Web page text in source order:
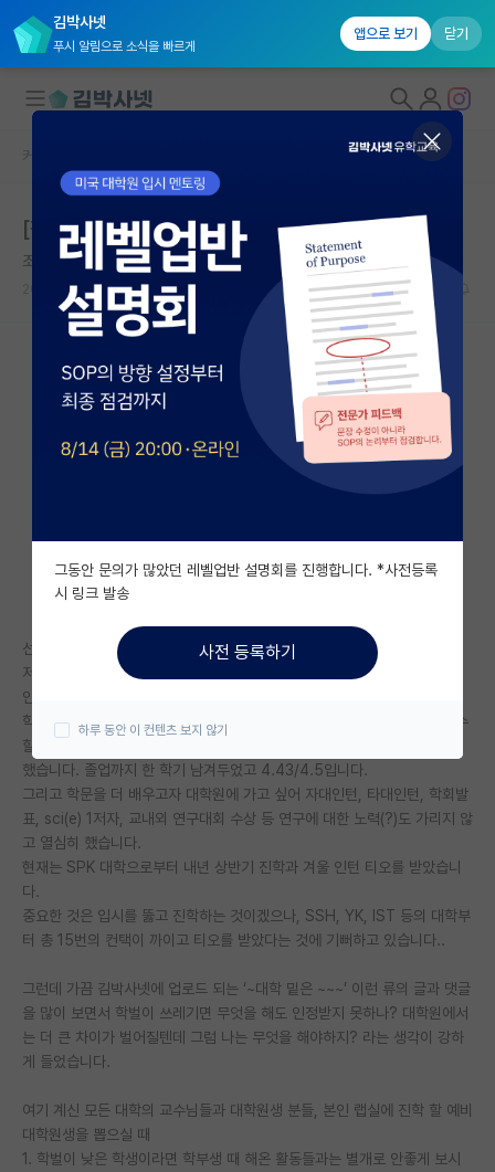
김박사넷
푸시 알림으로 소식을 빠르게
앱으로 보기 닫기
대학원생 모집
국내대학원 정보
연구실&오픈랩
커뮤니티
커뮤니티 홈
전체글보기
베스트 게시판
자유 게시판(아무개랩)
미국 유학 게시판
미국 대학원 합격 후기 게시판
대학원생 모집 게시판
연구실(PI) 홍보 게시판
석박사 채용 정보 게시판
임용 정보 게시판
취업 게시판
임용 후기 게시판
PI 전용 게시판
인문사회 계열 게시판
특수/전문대학원 게시판
반도체/AI 게시판
커뮤니티 홈
[장문] 학벌이 별로면 학부 때 무엇을 했든 별로인가요?
조급한 장자크 루소
2023.07.28 19 6764
선생님들 안녕하세요.
저는 전자, 전기 전공으로 소위 정시 백분위 평균 84(17학번 입학 기준)인
인서울 잡대 출신 학생입니다.
학벌주의가 아직 남아있다고 생각했기에 학부에 대해 만족을 못했지만 재수
할 형편은 없어 학교를 다니는 4년동안 매학기 수석할 정도로 열심히 공부
했습니다. 졸업까지 한 학기 남겨두었고 4.43/4.5입니다.
그리고 학문을 더 배우고자 대학원에 가고 싶어 자대인턴, 타대인턴, 학회발
표, sci(e) 1저자, 교내외 연구대회 수상 등 연구에 대한 노력(?)도 가리지 않
고 열심히 했습니다.
현재는 SPK 대학으로부터 내년 상반기 진학과 겨울 인턴 티오를 받았습니
다.
중요한 것은 입시를 뚫고 진학하는 것이겠으나, SSH, YK, IST 등의 대학부
터 총 15번의 컨택이 까이고 티오를 받았다는 것에 기뻐하고 있습니다..
그런데 가끔 김박사넷에 업로드 되는 ‘~대학 밑은 ~~~’ 이런 류의 글과 댓글
을 많이 보면서 학벌이 쓰레기면 무엇을 해도 인정받지 못하나? 대학원에서
는 더 큰 차이가 벌어질텐데 그럼 나는 무엇을 해야하지? 라는 생각이 강하
게 들었습니다.
여기 계신 모든 대학의 교수님들과 대학원생 분들, 본인 랩실에 진학 할 예비
대학원생을 뽑으실 때
1. 학벌이 낮은 학생이라면 학부생 때 해온 활동들과는 별개로 안좋게 보시
그동안 문의가 많았던 레벨업반 설명회를 진행합니다. *사전등록
시 링크 발송
사전 등록하기
하루 동안 이 컨텐츠 보지 않기